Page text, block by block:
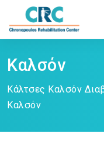
Καλσόν
Κάλτσες Καλσόν
Καλσόν